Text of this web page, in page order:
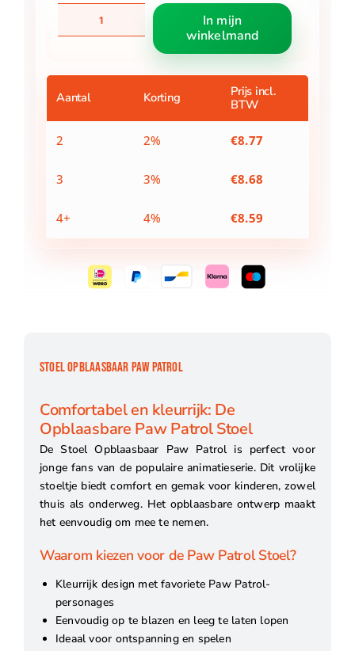
Opblaasbaar
aantal
In mijn
winkelmand
Aantal Korting
Prijs incl.
BTW
2 2% €8.77
3 3% €8.68
4+ 4% €8.59
STOEL OPBLAASBAAR PAW PATROL
Comfortabel en kleurrijk: De
Opblaasbare Paw Patrol Stoel
De Stoel Opblaasbaar Paw Patrol is perfect voor
jonge fans van de populaire animatieserie. Dit vrolijke
stoeltje biedt comfort en gemak voor kinderen, zowel
thuis als onderweg. Het opblaasbare ontwerp maakt
het eenvoudig om mee te nemen.
Waarom kiezen voor de Paw Patrol Stoel?
Kleurrijk design met favoriete Paw Patrol-
personages
Eenvoudig op te blazen en leeg te laten lopen
Ideaal voor ontspanning en spelen